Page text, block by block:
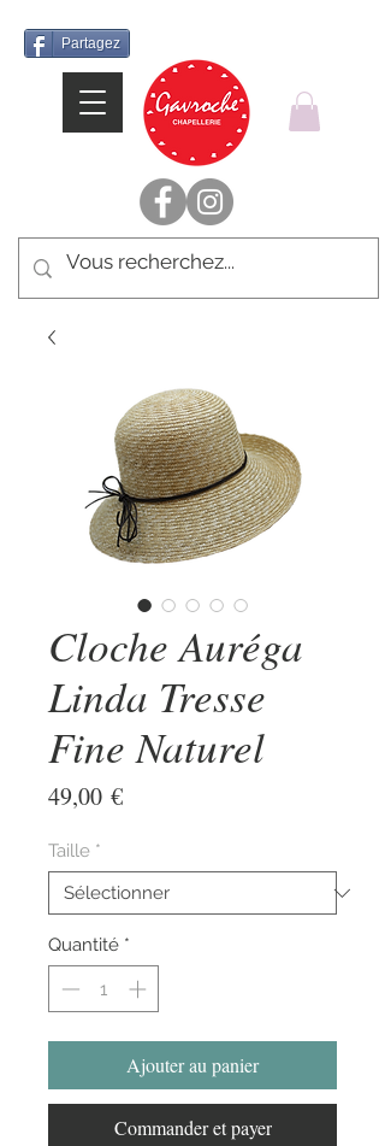
Partagez
Cloche Auréga
Linda Tresse
Fine Naturel
49,00 €Prix
Taille *
Quantité *
Ajouter au panier
Commander et payer